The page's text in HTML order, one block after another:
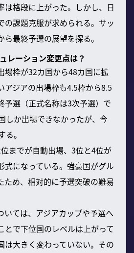
は格段に上がった。しかし、日
の課題克服が求められる。サッ
最終予選の展望を探る。
レーション変更点は？
場枠が32カ国から48カ国に拡
アジアの出場枠も4.5枠から8.5
予選（正式名称は3次予選）で
しか出場できなかったが、今
。
までが自動出場、3位と4位が
式になっている。強豪国がグル
ため、相対的に予選突破の難易
いては、アジアカップや予選へ
とで下位国のレベルは上がって
は大きく変わっていない。その